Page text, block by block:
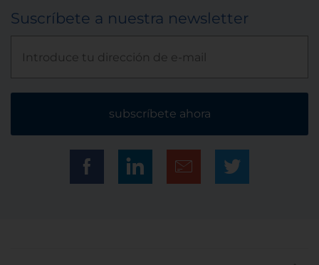
Suscríbete a nuestra newsletter
subscríbete ahora